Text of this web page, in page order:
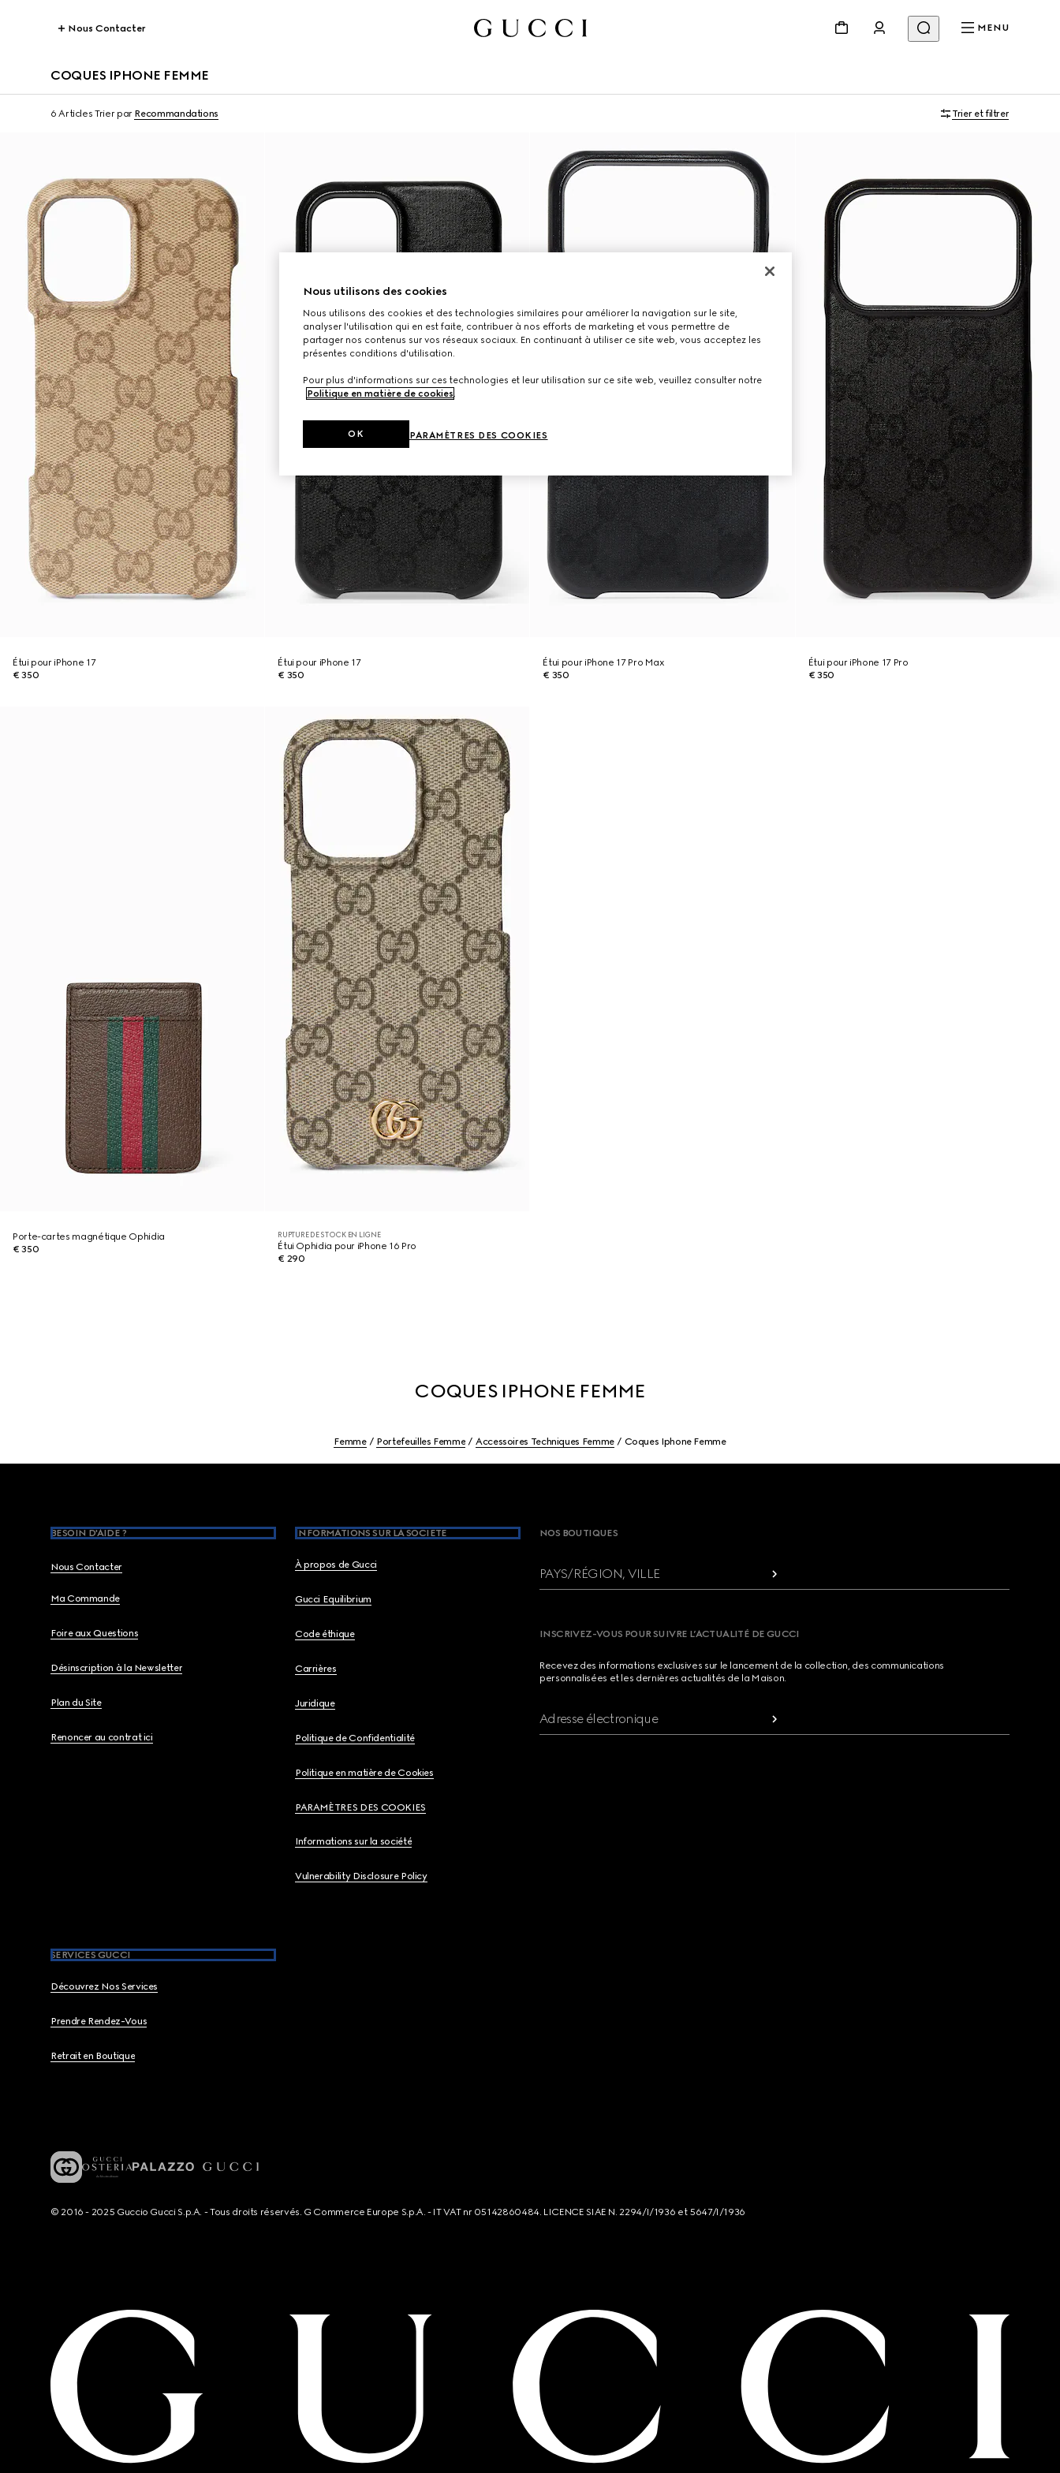
Nous Contacter MENU
COQUES IPHONE FEMME
6 Articles Trier par Recommandations Trier et filtrer
Étui pour iPhone 17
€ 350
Étui pour iPhone 17
€ 350
Étui pour iPhone 17 Pro Max
€ 350
Étui pour iPhone 17 Pro
€ 350
Porte-cartes magnétique Ophidia
€ 350
RUPTURE DE STOCK EN LIGNE
Étui Ophidia pour iPhone 16 Pro
€ 290
COQUES IPHONE FEMME
Femme Portefeuilles Femme Accessoires Techniques Femme Coques Iphone Femme
BESOIN D'AIDE ?
Nous Contacter
Ma Commande
Foire aux Questions
Désinscription à la Newsletter
Plan du Site
Renoncer au contrat ici
INFORMATIONS SUR LA SOCIETE
À propos de Gucci
Gucci Equilibrium
Code éthique
Carrières
Juridique
Politique de Confidentialité
Politique en matière de Cookies
PARAMÈTRES DES COOKIES
Informations sur la société
Vulnerability Disclosure Policy
SERVICES GUCCI
Découvrez Nos Services
Prendre Rendez-Vous
Retrait en Boutique
NOS BOUTIQUES
PAYS/RÉGION, VILLE
INSCRIVEZ-VOUS POUR SUIVRE L’ACTUALITÉ DE GUCCI
Recevez des informations exclusives sur le lancement de la collection, des communications
personnalisées et les dernières actualités de la Maison.
Adresse électronique
© 2016 - 2025 Guccio Gucci S.p.A. - Tous droits réservés. G Commerce Europe S.p.A. - IT VAT nr 05142860484. LICENCE SIAE N. 2294/I/1936 et 5647/I/1936
Nous utilisons des cookies
Nous utilisons des cookies et des technologies similaires pour améliorer la navigation sur le site,
analyser l'utilisation qui en est faite, contribuer à nos efforts de marketing et vous permettre de
partager nos contenus sur vos réseaux sociaux. En continuant à utiliser ce site web, vous acceptez les
présentes conditions d'utilisation.
Pour plus d'informations sur ces technologies et leur utilisation sur ce site web, veuillez consulter notre
Politique en matière de cookies.
PARAMÈTRES DES COOKIES
OK